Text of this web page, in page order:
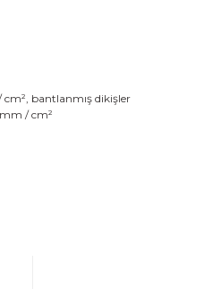
cm², bantlanmış dikişler
/ cm²